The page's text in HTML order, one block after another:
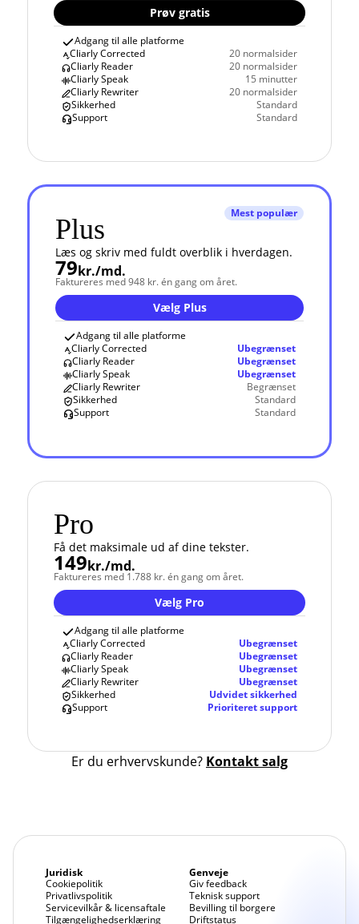
Prøv gratis
Adgang til alle platforme
Cliarly Corrected
20 normalsider
Cliarly Reader
20 normalsider
Cliarly Speak
15 minutter
Cliarly Rewriter
20 normalsider
Sikkerhed
Standard
Support
Standard
Mest populær
Plus
Læs og skriv med fuldt overblik i hverdagen.
79kr./md.
Faktureres med 948 kr. én gang om året.
Vælg Plus
Adgang til alle platforme
Cliarly Corrected
Ubegrænset
Cliarly Reader
Ubegrænset
Cliarly Speak
Ubegrænset
Cliarly Rewriter
Begrænset
Sikkerhed
Standard
Support
Standard
Pro
Få det maksimale ud af dine tekster.
149kr./md.
Faktureres med 1.788 kr. én gang om året.
Vælg Pro
Adgang til alle platforme
Cliarly Corrected
Ubegrænset
Cliarly Reader
Ubegrænset
Cliarly Speak
Ubegrænset
Cliarly Rewriter
Ubegrænset
Sikkerhed
Udvidet sikkerhed
Support
Prioriteret support
Er du erhvervskunde? Kontakt salg
Juridisk
Cookiepolitik
Privatlivspolitik
Servicevilkår & licensaftale
Tilgængelighedserklæring
Genveje
Giv feedback
Teknisk support
Bevilling til borgere
Driftstatus